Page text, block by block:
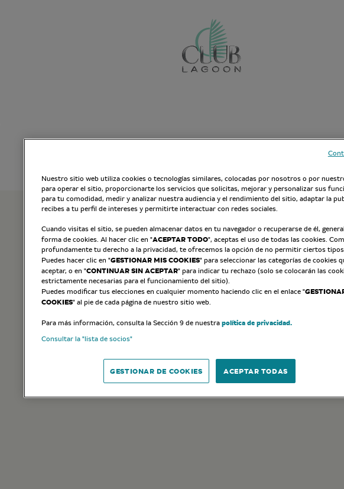
Nuestro sitio web utiliza cookies o tecnologías similares, colocadas por nosotros o por
para operar el sitio, proporcionarte los servicios que solicitas, mejorar y personalizar sus
para tu comodidad, medir y analizar nuestra audiencia y el rendimiento del sitio, adaptar la
recibes a tu perfil de intereses y permitirte interactuar con redes sociales.
Cuando visitas el sitio, se pueden almacenar datos en tu navegador o recuperarse de él,
forma de cookies. Al hacer clic en "ACEPTAR TODO", aceptas el uso de todas las cookies.
profundamente tu derecho a la privacidad, te ofrecemos la opción de no permitir ciertos tipos
Puedes hacer clic en "GESTIONAR MIS COOKIES" para seleccionar las categorías de cookies
aceptar, o en "CONTINUAR SIN ACEPTAR" para indicar tu rechazo (solo se colocarán las
estrictamente necesarias para el funcionamiento del sitio).
Puedes modificar tus elecciones en cualquier momento haciendo clic en el enlace "
COOKIES" al pie de cada página de nuestro sitio web.
Para más información, consulta la Sección 9 de nuestra política de privacidad.
Consultar la "lista de socios"
GESTIONAR DE COOKIES ACEPTAR TODAS